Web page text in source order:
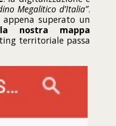
Megalitico d’Italia”.
superato un
nostra mappa
territoriale passa